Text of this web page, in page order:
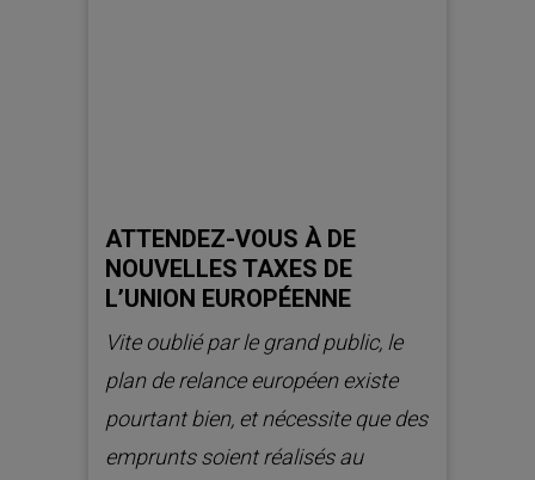
ATTENDEZ-VOUS À DE
NOUVELLES TAXES DE
L’UNION EUROPÉENNE
Vite oublié par le grand public, le
plan de relance européen existe
pourtant bien, et nécessite que des
emprunts soient réalisés au